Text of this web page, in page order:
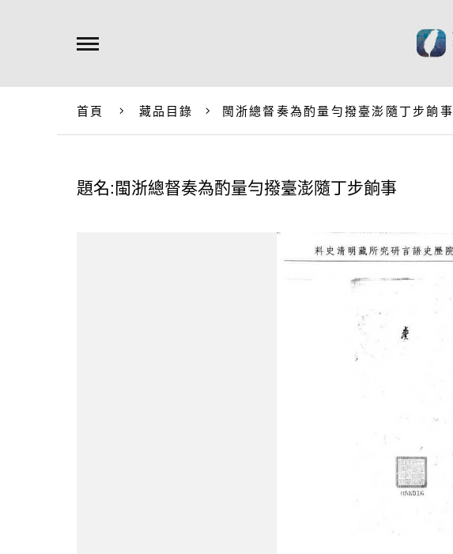
首頁 藏品目錄 閩浙總督奏為酌量勻撥臺澎隨丁步餉事
題名:閩浙總督奏為酌量勻撥臺澎隨丁步餉事